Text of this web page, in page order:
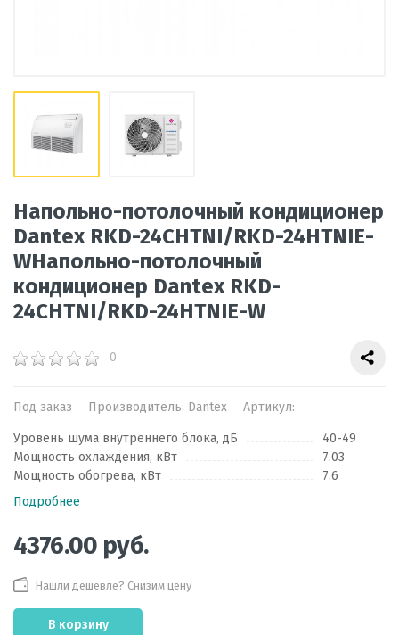
Напольно-потолочный кондиционер
Dantex RKD-24CHTNI/RKD-24HTNIE-
WНапольно-потолочный
кондиционер Dantex RKD-
24CHTNI/RKD-24HTNIE-W
0
Под заказ Производитель: Dantex Артикул:
Уровень шума внутреннего блока, дБ
40-49
Мощность охлаждения, кВт
7.03
Мощность обогрева, кВт
7.6
Подробнее
4376.00 руб.
Нашли дешевле? Снизим цену
В корзину